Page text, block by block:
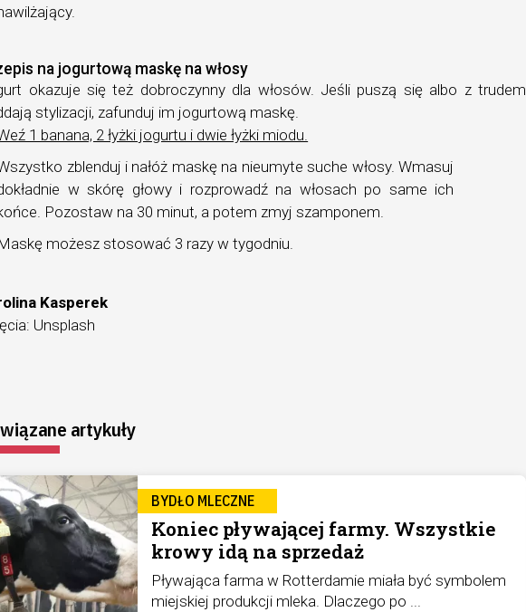
na jogurtową maskę na włosy
okazuje się też dobroczynny dla włosów. Jeśli puszą się albo z trudem
stylizacji, zafunduj im jogurtową maskę.
1 banana, 2 łyżki jogurtu i dwie łyżki miodu.
zblenduj i nałóż maskę na nieumyte suche włosy. Wmasuj
w skórę głowy i rozprowadź na włosach po same ich
Pozostaw na 30 minut, a potem zmyj szamponem.
możesz stosować 3 razy w tygodniu.
Kasperek
Unsplash
artykuły
BYDŁO MLECZNE
Koniec pływającej farmy. Wszystkie
krowy idą na sprzedaż
Pływająca farma w Rotterdamie miała być symbolem
miejskiej produkcji mleka. Dlaczego po ...